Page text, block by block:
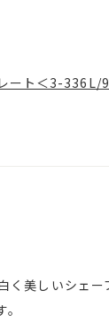
ート＜3-336L/
く美しいシェ